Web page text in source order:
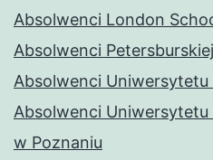
Absolwenci London
Absolwenci
Absolwenci
Absolwenci
w Poznaniu